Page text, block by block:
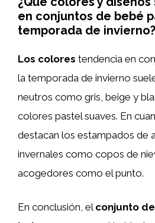
en conjuntos de bebé
temporada de invierno?
Los colores tendencia en
la temporada de invierno
neutros como gris, beige y
colores pastel suaves. En
destacan los estampados de
invernales como copos de
acogedores como el punto.
En conclusión, el conjunto